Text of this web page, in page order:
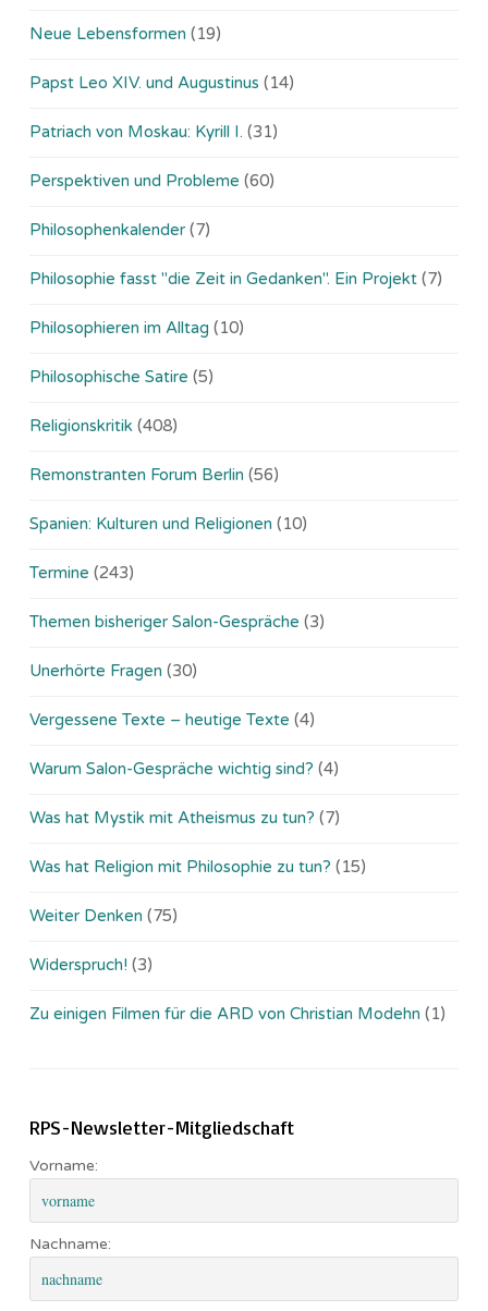
Neue Lebensformen (19)
Papst Leo XIV. und Augustinus (14)
Patriach von Moskau: Kyrill I. (31)
Perspektiven und Probleme (60)
Philosophenkalender (7)
Philosophie fasst "die Zeit in Gedanken". Ein Projekt (7)
Philosophieren im Alltag (10)
Philosophische Satire (5)
Religionskritik (408)
Remonstranten Forum Berlin (56)
Spanien: Kulturen und Religionen (10)
Termine (243)
Themen bisheriger Salon-Gespräche (3)
Unerhörte Fragen (30)
Vergessene Texte – heutige Texte (4)
Warum Salon-Gespräche wichtig sind? (4)
Was hat Mystik mit Atheismus zu tun? (7)
Was hat Religion mit Philosophie zu tun? (15)
Weiter Denken (75)
Widerspruch! (3)
Zu einigen Filmen für die ARD von Christian Modehn (1)
RPS-Newsletter-Mitgliedschaft
Vorname:
Nachname: